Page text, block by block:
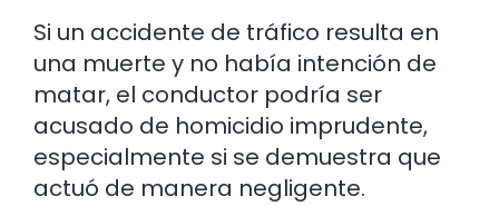
Si un accidente de tráfico resulta en
una muerte y no había intención de
matar, el conductor podría ser
acusado de homicidio imprudente,
especialmente si se demuestra que
actuó de manera negligente.